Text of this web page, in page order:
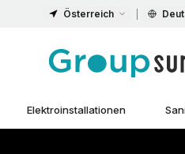
Österreich
Elektroinstallationen